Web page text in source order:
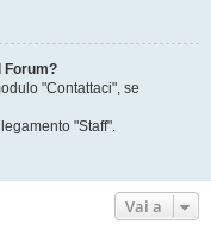
Forum?
"Contattaci", se
"Staff".
Vai a